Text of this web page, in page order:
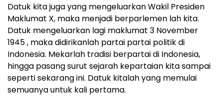
Datuk kita juga yang mengeluarkan Wakil Presiden
Maklumat X, maka menjadi berparlemen lah kita.
Datuk mengeluarkan lagi maklumat 3 November
1945 , maka didirikanlah partai partai politik di
Indonesia. Mekarlah tradisi berpartai di Indonesia,
hingga pasang surut sejarah kepartaian kita sampai
seperti sekarang ini. Datuk kitalah yang memulai
semuanya untuk kali pertama.